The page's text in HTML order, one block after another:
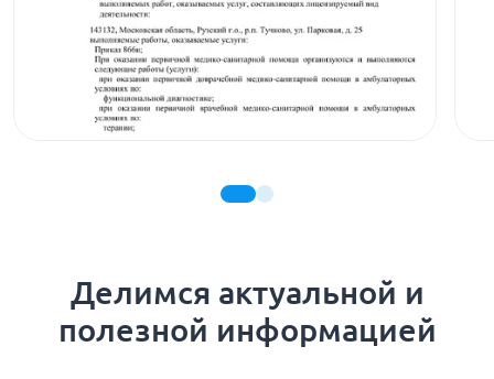
Делимся актуальной и
полезной информацией